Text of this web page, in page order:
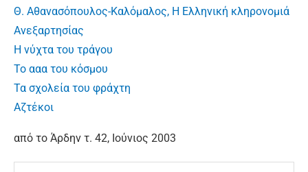
Θ. Αθανασόπουλος-Καλόμαλος, Η Ελληνική κληρονομιά
Ανεξαρτησίας
Η νύχτα του τράγου
Το ααα του κόσμου
Τα σχολεία του φράχτη
Αζτέκοι
από το Άρδην τ. 42, Ιούνιος 2003